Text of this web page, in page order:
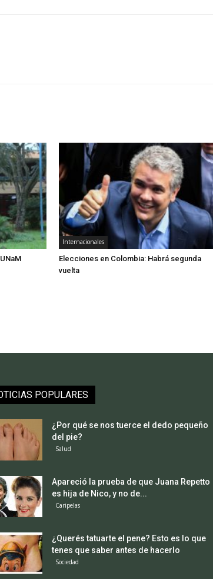
Internacionales
Elecciones en Colombia: Habrá segunda
vuelta
POPULARES
¿Por qué se nos tuerce el dedo pequeño
del pie?
Salud
Apareció la prueba de que Juana Repetto
es hija de Nico, y no de...
Caripelas
¿Querés tatuarte el pene? Esto es lo que
tenes que saber antes de hacerlo
Sociedad